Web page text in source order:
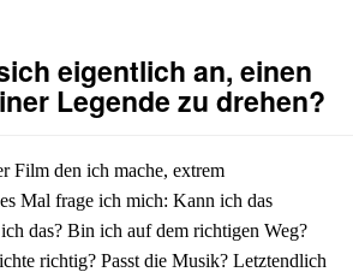
eigentlich an, einen
Legende zu drehen?
Film den ich mache, extrem
Mal frage ich mich: Kann ich das
das? Bin ich auf dem richtigen Weg?
richtig? Passt die Musik? Letztendlich